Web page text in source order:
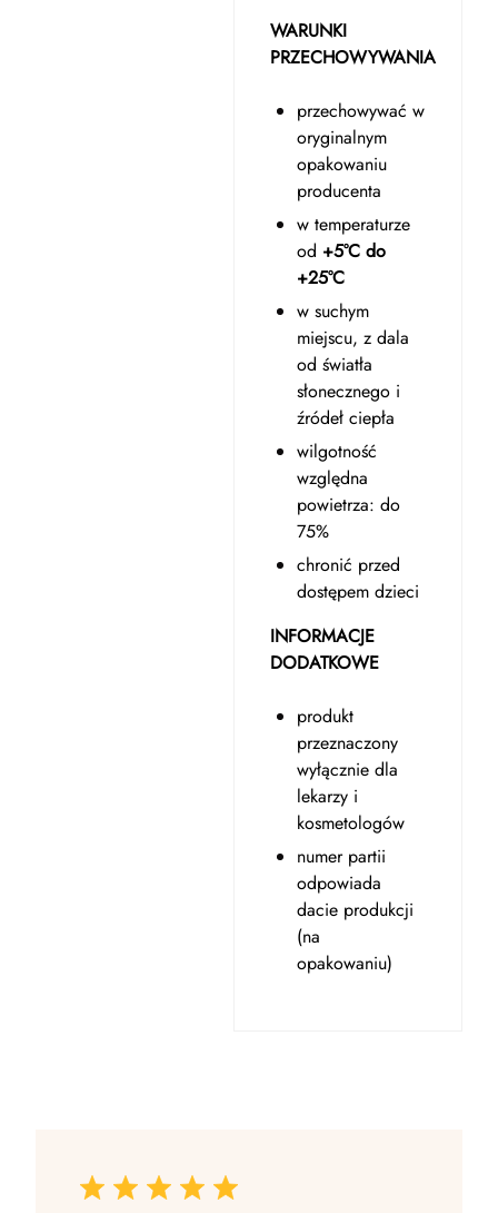
WARUNKI
PRZECHOWYWANIA
przechowywać w
oryginalnym
opakowaniu
producenta
w temperaturze
od +5°C do
+25°C
w suchym
miejscu, z dala
od światła
słonecznego i
źródeł ciepła
wilgotność
względna
powietrza: do
75%
chronić przed
dostępem dzieci
INFORMACJE
DODATKOWE
produkt
przeznaczony
wyłącznie dla
lekarzy i
kosmetologów
numer partii
odpowiada
dacie produkcji
(na
opakowaniu)